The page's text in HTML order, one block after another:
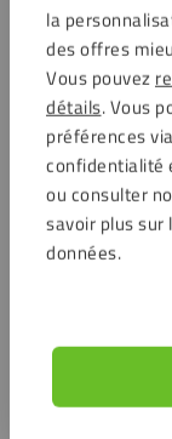
la
des offres
Vous pouvez
détails. Vous
préférences
confidentialité
ou consulter
savoir plus sur
données.
Idéal lorsque
Questions
Le primer
Ce multi-
Quelle